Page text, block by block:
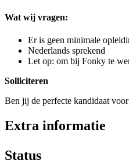
Wat wij vragen:
Er is geen minimale
Nederlands sprekend
Let op: om bij Fonky te
Solliciteren
Ben jij de perfecte kandidaat
Extra informatie
Status